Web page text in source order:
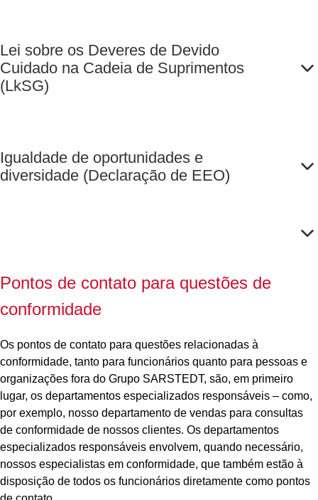
Lei sobre os Deveres de Devido
Cuidado na Cadeia de Suprimentos
(LkSG)
Igualdade de oportunidades e
diversidade (Declaração de EEO)
Pontos de contato para questões de
conformidade
Os pontos de contato para questões relacionadas à
conformidade, tanto para funcionários quanto para pessoas e
organizações fora do Grupo SARSTEDT, são, em primeiro
lugar, os departamentos especializados responsáveis – como,
por exemplo, nosso departamento de vendas para consultas
de conformidade de nossos clientes. Os departamentos
especializados responsáveis envolvem, quando necessário,
nossos especialistas em conformidade, que também estão à
disposição de todos os funcionários diretamente como pontos